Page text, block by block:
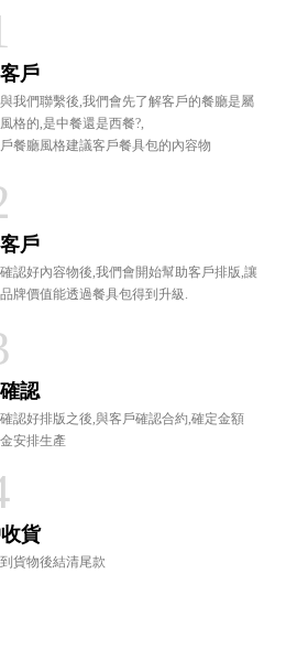
戶
我們聯繫後,我們會先了解客戶的餐廳是屬
格的,是中餐還是西餐?,
餐廳風格建議客戶餐具包的內容物
戶
認好內容物後,我們會開始幫助客戶排版,讓
牌價值能透過餐具包得到升級.
認
認好排版之後,與客戶確認合約,確定金額
安排生產
貨
貨物後結清尾款